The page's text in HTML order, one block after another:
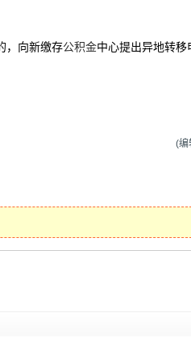
，向新缴存公积金中心提出异地转移
(编